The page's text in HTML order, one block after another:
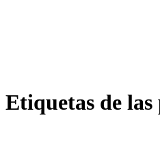
Etiquetas de